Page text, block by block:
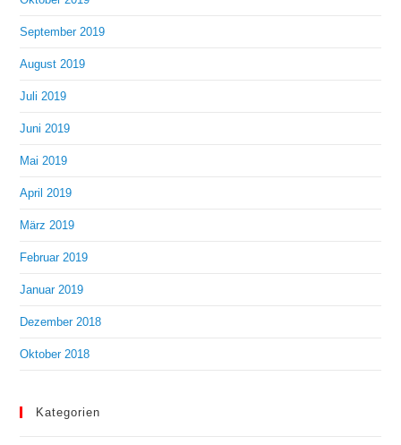
September 2019
August 2019
Juli 2019
Juni 2019
Mai 2019
April 2019
März 2019
Februar 2019
Januar 2019
Dezember 2018
Oktober 2018
Kategorien